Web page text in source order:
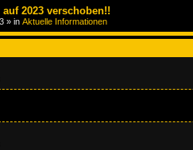
2023 verschoben!!
» in Aktuelle Informationen